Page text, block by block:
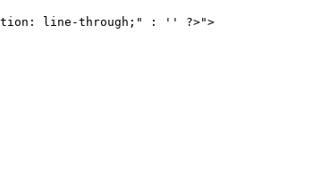
line-through;" : '' ?>">